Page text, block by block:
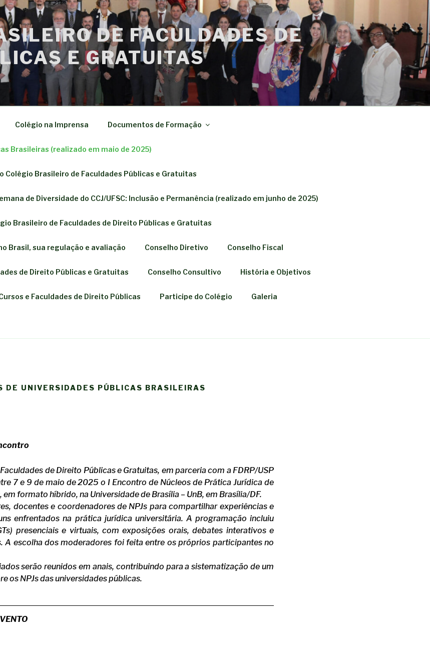
DE FACULDADES DE
E GRATUITAS
Colégio na Imprensa Documentos de Formação
Brasileiras (realizado em maio de 2025)
Colégio Brasileiro de Faculdades Públicas e Gratuitas
de Diversidade do CCJ/UFSC: Inclusão e Permanência (realizado em junho de 2025)
Brasileiro de Faculdades de Direito Públicas e Gratuitas
Brasil, sua regulação e avaliação Conselho Diretivo Conselho Fiscal
de Direito Públicas e Gratuitas Conselho Consultivo História e Objetivos
e Faculdades de Direito Públicas Participe do Colégio Galeria
DE UNIVERSIDADES PÚBLICAS BRASILEIRAS
de Direito Públicas e Gratuitas, em parceria com a FDRP/USP
7 e 9 de maio de 2025 o I Encontro de Núcleos de Prática Jurídica de
formato híbrido, na Universidade de Brasília – UnB, em Brasília/DF.
docentes e coordenadores de NPJs para compartilhar experiências e
enfrentados na prática jurídica universitária. A programação incluiu
presenciais e virtuais, com exposições orais, debates interativos e
A escolha dos moderadores foi feita entre os próprios participantes no
serão reunidos em anais, contribuindo para a sistematização de um
os NPJs das universidades públicas.